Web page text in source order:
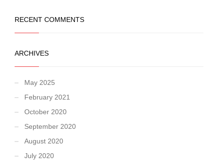
RECENT COMMENTS
ARCHIVES
May 2025
February 2021
October 2020
September 2020
August 2020
July 2020